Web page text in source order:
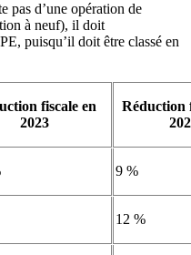
pas d’une opération de
à neuf), il doit
puisqu’il doit être classé en
fiscale en
2023
Réduction
9 %
12 %